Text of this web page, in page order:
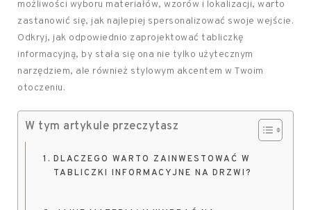
możliwości wyboru materiałów, wzorów i lokalizacji, warto
zastanowić się, jak najlepiej spersonalizować swoje wejście.
Odkryj, jak odpowiednio zaprojektować tabliczkę
informacyjną, by stała się ona nie tylko użytecznym
narzędziem, ale również stylowym akcentem w Twoim
otoczeniu.
W tym artykule przeczytasz
DLACZEGO WARTO ZAINWESTOWAĆ W
TABLICZKI INFORMACYJNE NA DRZWI?